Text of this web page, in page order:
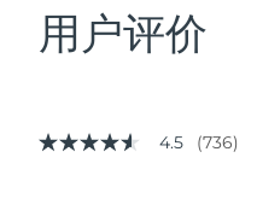
用户评价
4.5
4.5 (736)